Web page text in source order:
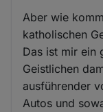
Aber wie
katholischen
Das ist mir ein
Geistlichen
ausführender
Autos und